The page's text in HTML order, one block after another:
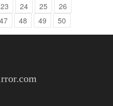
23 24 25
26
47 48 49
50